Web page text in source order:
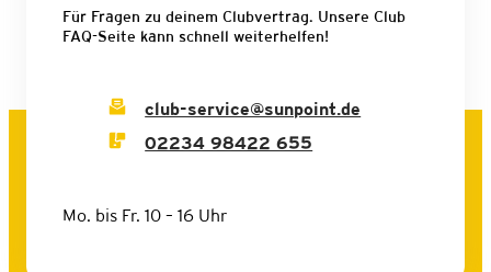
Für Fragen zu deinem Clubvertrag. Unsere Club
FAQ-Seite kann schnell weiterhelfen!
club-service@sunpoint.de
02234 98422 655
Mo. bis Fr. 10 – 16 Uhr